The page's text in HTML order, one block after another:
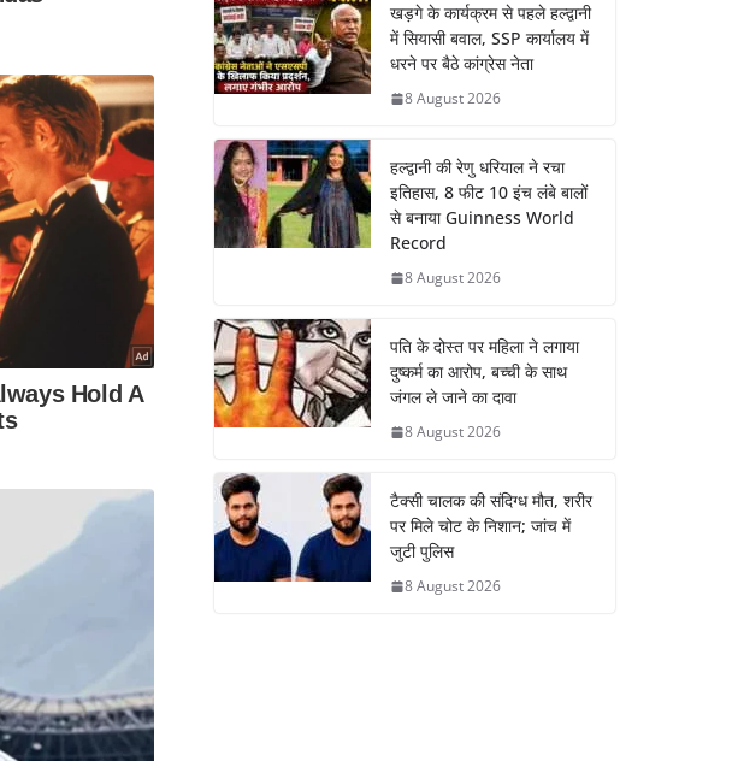
खड़गे के कार्यक्रम से पहले हल्द्वानी
में सियासी बवाल, SSP कार्यालय में
धरने पर बैठे कांग्रेस नेता
8 August 2026
हल्द्वानी की रेणु धरियाल ने रचा
इतिहास, 8 फीट 10 इंच लंबे बालों
से बनाया Guinness World
Record
8 August 2026
पति के दोस्त पर महिला ने लगाया
दुष्कर्म का आरोप, बच्ची के साथ
जंगल ले जाने का दावा
8 August 2026
टैक्सी चालक की संदिग्ध मौत, शरीर
पर मिले चोट के निशान; जांच में
जुटी पुलिस
8 August 2026